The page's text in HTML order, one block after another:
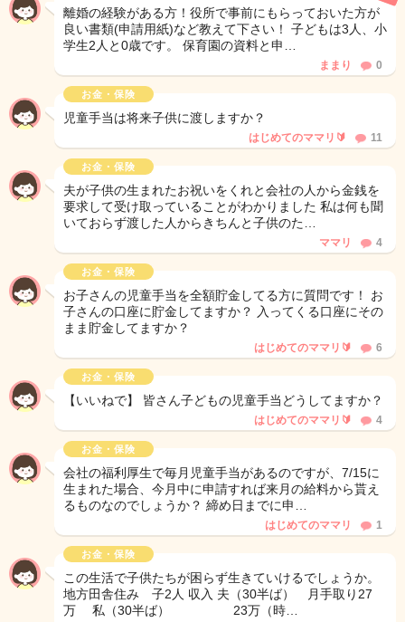
離婚の経験がある方！役所で事前にもらっておいた方が
良い書類(申請用紙)など教えて下さい！ 子どもは3人、小
学生2人と0歳です。 保育園の資料と申…
ままり 0
お金・保険
児童手当は将来子供に渡しますか？
はじめてのママリ🔰 11
お金・保険
夫が子供の生まれたお祝いをくれと会社の人から金銭を
要求して受け取っていることがわかりました 私は何も聞
いておらず渡した人からきちんと子供のた…
ママリ 4
お金・保険
お子さんの児童手当を全額貯金してる方に質問です！ お
子さんの口座に貯金してますか？ 入ってくる口座にその
まま貯金してますか？
はじめてのママリ🔰 6
お金・保険
【いいねで】 皆さん子どもの児童手当どうしてますか？
はじめてのママリ🔰 4
お金・保険
会社の福利厚生で毎月児童手当があるのですが、7/15に
生まれた場合、今月中に申請すれば来月の給料から貰え
るものなのでしょうか？ 締め日までに申…
はじめてのママリ 1
お金・保険
この生活で子供たちが困らず生きていけるでしょうか。
地方田舎住み 子2人 収入 夫（30半ば） 月手取り27
万 私（30半ば） 23万（時…